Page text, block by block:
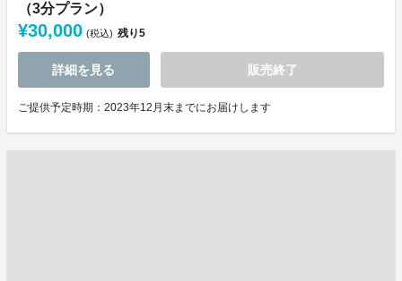
（3分プラン）
¥30,000 (税込) 残り5
詳細を見る 販売終了
ご提供予定時期：2023年12月末までにお届けします